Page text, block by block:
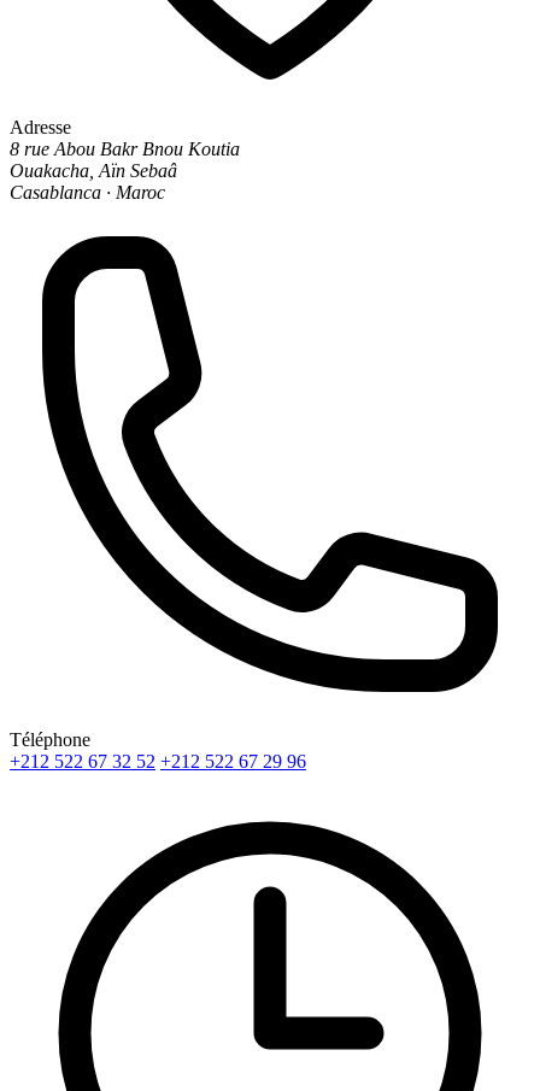
Adresse
8 rue Abou Bakr Bnou Koutia
Ouakacha, Aïn Sebaâ
Casablanca · Maroc
Téléphone
+212 522 67 32 52 +212 522 67 29 96